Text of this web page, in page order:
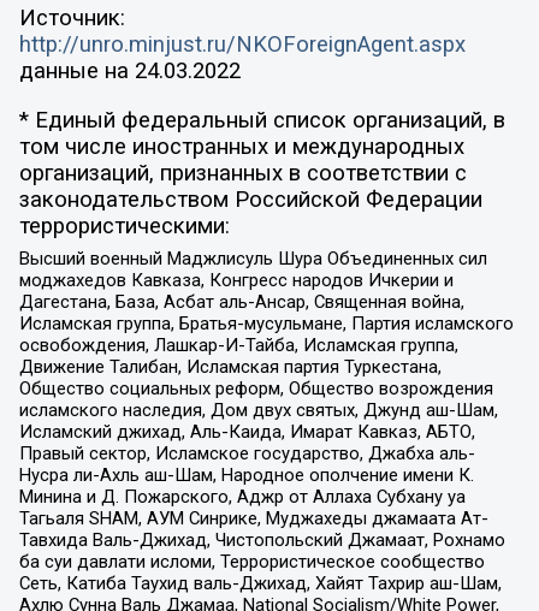
Источник:
http://unro.minjust.ru/NKOForeignAgent.aspx
данные на 24.03.2022
* Единый федеральный список организаций, в
том числе иностранных и международных
организаций, признанных в соответствии с
законодательством Российской Федерации
террористическими:
Высший военный Маджлисуль Шура Объединенных сил
моджахедов Кавказа, Конгресс народов Ичкерии и
Дагестана, База, Асбат аль-Ансар, Священная война,
Исламская группа, Братья-мусульмане, Партия исламского
освобождения, Лашкар-И-Тайба, Исламская группа,
Движение Талибан, Исламская партия Туркестана,
Общество социальных реформ, Общество возрождения
исламского наследия, Дом двух святых, Джунд аш-Шам,
Исламский джихад, Аль-Каида, Имарат Кавказ, АБТО,
Правый сектор, Исламское государство, Джабха аль-
Нусра ли-Ахль аш-Шам, Народное ополчение имени К.
Минина и Д. Пожарского, Аджр от Аллаха Субхану уа
Тагьаля SHAM, АУМ Синрике, Муджахеды джамаата Ат-
Тавхида Валь-Джихад, Чистопольский Джамаат, Рохнамо
ба суи давлати исломи, Террористическое сообщество
Сеть, Катиба Таухид валь-Джихад, Хайят Тахрир аш-Шам,
Ахлю Сунна Валь Джамаа, National Socialism/White Power,